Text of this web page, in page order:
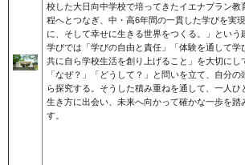
校した大日向中学校で培ってきたイエナプラン教
程へとつなぎ、中・高6年間の一貫した学びを実
に、そして幸せに生きる世界をつくる。」とい
学びでは「学びの自由と責任」「体験を通して学
共に自ら学校生活を創り上げること」を大切にし
「なぜ？」「どうして？」と問いを立て、自分
ら探究する。そうした積み重ねを通して、一人ひ
生き方に出会い、未来へ向かって確かな一歩を踏
す。